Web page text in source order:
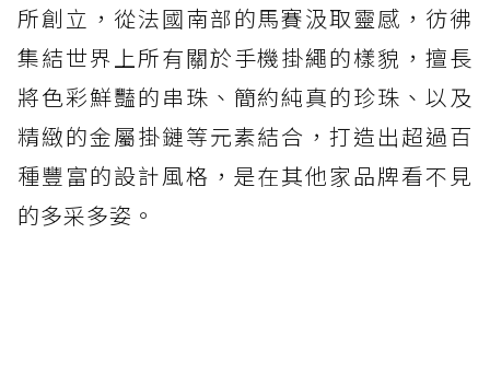
所創立，從法國南部的馬賽汲取靈感，彷彿
集結世界上所有關於手機掛繩的樣貌，擅長
將色彩鮮豔的串珠、簡約純真的珍珠、以及
精緻的金屬掛鏈等元素結合，打造出超過百
種豐富的設計風格，是在其他家品牌看不見
的多采多姿。